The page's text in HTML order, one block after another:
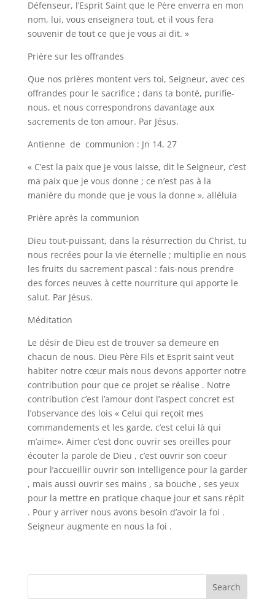
Défenseur, l’Esprit Saint que le Père enverra en mon
nom, lui, vous enseignera tout, et il vous fera
souvenir de tout ce que je vous ai dit. »
Prière sur les offrandes
Que nos prières montent vers toi, Seigneur, avec ces
offrandes pour le sacrifice ; dans ta bonté, purifie-
nous, et nous correspondrons davantage aux
sacrements de ton amour. Par Jésus.
Antienne de communion : Jn 14, 27
« C’est la paix que je vous laisse, dit le Seigneur, c’est
ma paix que je vous donne ; ce n’est pas à la
manière du monde que je vous la donne », alléluia
Prière après la communion
Dieu tout-puissant, dans la résurrection du Christ, tu
nous recrées pour la vie éternelle ; multiplie en nous
les fruits du sacrement pascal : fais-nous prendre
des forces neuves à cette nourriture qui apporte le
salut. Par Jésus.
Méditation
Le désir de Dieu est de trouver sa demeure en
chacun de nous. Dieu Père Fils et Esprit saint veut
habiter notre cœur mais nous devons apporter notre
contribution pour que ce projet se réalise . Notre
contribution c’est l’amour dont l’aspect concret est
l’observance des lois « Celui qui reçoit mes
commandements et les garde, c’est celui là qui
m’aime». Aimer c’est donc ouvrir ses oreilles pour
écouter la parole de Dieu , c’est ouvrir son coeur
pour l’accueillir ouvrir son intelligence pour la garder
, mais aussi ouvrir ses mains , sa bouche , ses yeux
pour la mettre en pratique chaque jour et sans répit
. Pour y arriver nous avons besoin d’avoir la foi .
Seigneur augmente en nous la foi .
Search